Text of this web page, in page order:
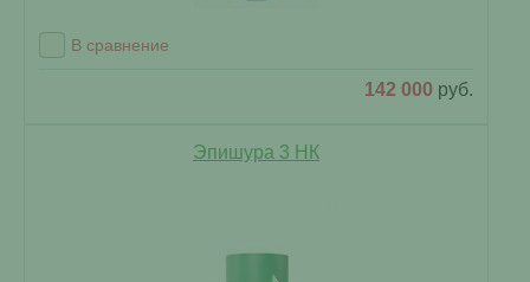
В сравнение
142 000 руб.
Эпишура 3 НК